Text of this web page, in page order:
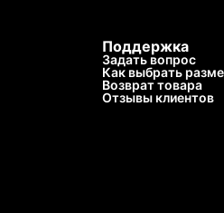
Поддержка
Задать вопрос
Как выбрать
Возврат товара
Отзывы клиентов